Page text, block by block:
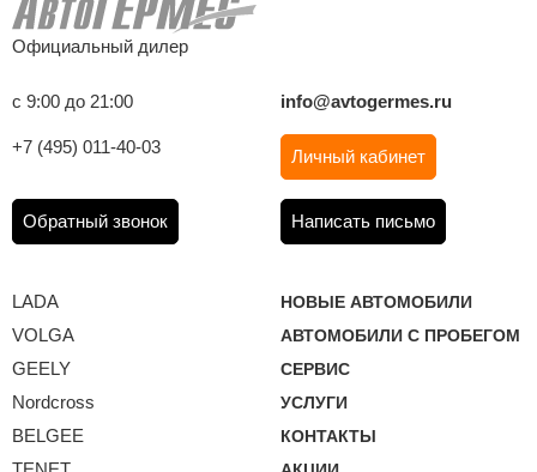
Официальный дилер
с 9:00 до 21:00 info@avtogermes.ru
+7 (495) 011-40-03 Личный кабинет
Обратный звонок Написать письмо
LADA
VOLGA
GEELY
Nordcross
BELGEE
НОВЫЕ АВТОМОБИЛИ
АВТОМОБИЛИ С ПРОБЕГОМ
СЕРВИС
УСЛУГИ
КОНТАКТЫ